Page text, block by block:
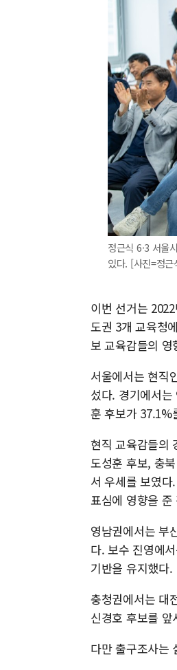
정근식 6·3 서울
있다. [사진=정근
이번 선거는
도권 3개 교육청
보 교육감들의
서울에서는 현직
섰다. 경기에서
훈 후보가 37.1%
현직 교육감들의
도성훈 후보, 충
서 우세를 보였
표심에 영향을
영남권에서는 부
다. 보수 진영에
기반을 유지했다.
충청권에서는 대
신경호 후보를
다만 출구조사는